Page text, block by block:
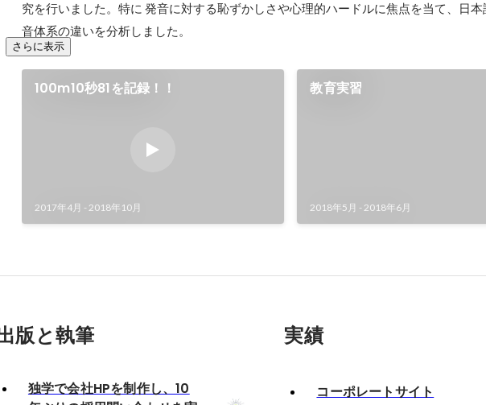
究を行いました。特に 発音に対する恥ずかしさや心理的ハードルに焦点を当て、日
音体系の違いを分析しました。
さらに表示
100m10秒81を記録！！
2017年4月 -2018年10月
教育実習
2018年5月 -2018年6月
版と執筆
独学で会社HPを制作し、10
実績
コーポレートサイト